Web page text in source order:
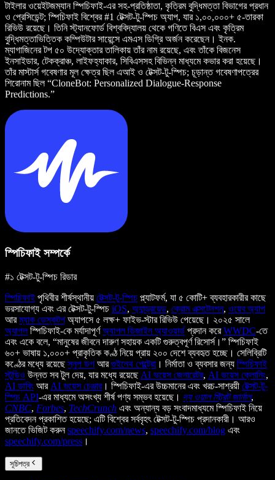
টাইলার ওয়েইটজম্যান স্পিচিফাই-এর সহ-প্রতিষ্ঠাতা, কৃত্রিম বুদ্ধিমত্তা বিভাগের প্রধান
ও প্রেসিডেন্ট; স্পিচিফাই বিশ্বের #1 টেক্সট-টু-স্পিচ অ্যাপ, যার ১,০০,০০০+ ৫-তারকা
রিভিউ রয়েছে। তিনি স্ট্যানফোর্ড বিশ্ববিদ্যালয় থেকে গণিতে বিএস এবং কৃত্রিম
বুদ্ধিমত্তাভিত্তিক কম্পিউটার সায়েন্সে এমএস ডিগ্রি অর্জন করেছেন। ইনক.
ম্যাগাজিনের টপ ৫০ উদ্যোক্তার তালিকায় তাঁর নাম রয়েছে, এবং তাঁকে বিজনেস
ইনসাইডার, টেকক্রাঞ্চ, লাইফহ্যাকার, সিবিএসসহ বিভিন্ন মাধ্যমে কভার করা হয়েছে।
তাঁর মাস্টার্স গবেষণার মূল ক্ষেত্র ছিল এআই ও টেক্সট-টু-স্পিচ; চূড়ান্ত গবেষণাপত্রের
শিরোনাম ছিল “CloneBot: Personalized Dialogue-Response
Predictions.”
স্পিচিফাই সম্পর্কে
#১ টেক্সট-টু-স্পিচ রিডার
স্পিচিফাই পৃথিবীর শীর্ষস্থানীয় টেক্সট-টু-স্পিচ প্ল্যাটফর্ম, যা ৫ কোটি+ ব্যবহারকারীর কাছে
ভরসাযোগ্য এবং এর টেক্সট-টু-স্পিচ iOS, অ্যান্ড্রয়েড, ক্রোম এক্সটেনশন, ওয়েব অ্যাপ
আরম্যাক ডেস্কটপ অ্যাপসে ৫ লক্ষ+ ফাইভ-স্টার রিভিউ পেয়েছে। ২০২৫ সালে
অ্যাপলস্পিচিফাই-কে মর্যাদাপূর্ণঅ্যাপল ডিজাইন অ্যাওয়ার্ড প্রদান করেWWDC-তে
এবং একে বলে, “মানুষের জীবনে দারুণ সহায়ক একটি গুরুত্বপূর্ণ রিসোর্স।” স্পিচিফাই
৬০+ ভাষায় ১,০০০+ প্রাকৃতিক কণ্ঠ নিয়ে প্রায় ২০০ দেশে ব্যবহৃত হচ্ছে। সেলিব্রিটি
কণ্ঠের মধ্যে রয়েছেস্নুপ ডগ আরগুইনেথ পেল্ট্রো । নির্মাতা ও ব্যবসার জন্য স্পিচিফাই
স্টুডিও উন্নত সব টুল দেয়, যার মধ্যে রয়েছে AI ভয়েস জেনারেটর, AI ভয়েস ক্লোনিং,
AI ডাবিং আর AI ভয়েস চেঞ্জার। স্পিচিফাই-এর উচ্চমানের এবং খরচ-সাশ্রয়ী টেক্সট-টু-
স্পিচ API-এর মাধ্যমে অসংখ্য শীর্ষ পণ্য সম্ভব হয়েছে। দ্য ওয়াল স্ট্রিট জার্নাল,
CNBC, Forbes, TechCrunch এবং অন্যান্য বড় সংবাদমাধ্যমে স্পিচিফাই নিয়ে
প্রতিবেদন প্রকাশিত হয়েছে; এটি বিশ্বের সর্ববৃহৎ টেক্সট-টু-স্পিচ প্রদানকারী। আরও
জানতে ভিজিট করুনspeechify.com/news, speechify.com/blog এবং
speechify.com/press ।
সূচিপত্র